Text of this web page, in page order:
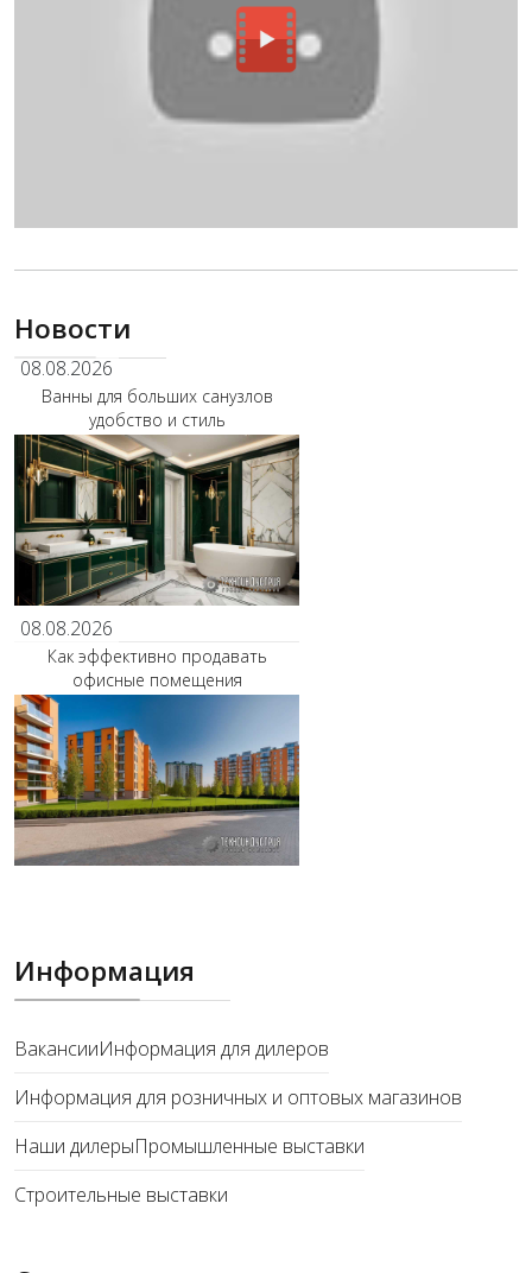
Новости
08.08.2026
Ванны для больших санузлов
удобство и стиль
08.08.2026
Как эффективно продавать
офисные помещения
Информация
ВакансииИнформация для дилеров
Информация для розничных и оптовых магазинов
Наши дилерыПромышленные выставки
Строительные выставки